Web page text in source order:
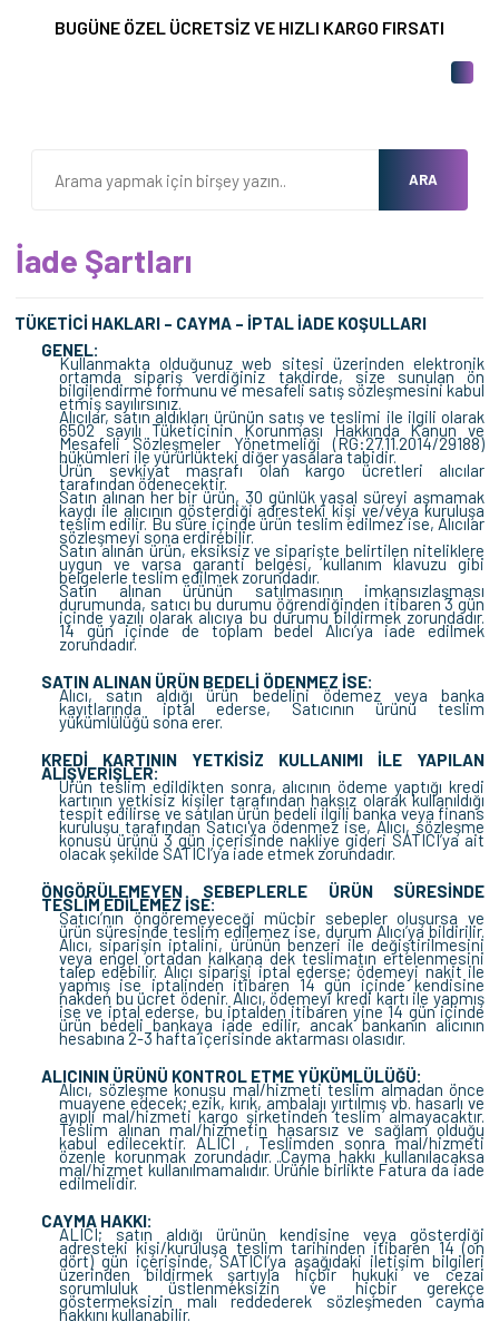
BUGÜNE ÖZEL ÜCRETSİZ VE HIZLI KARGO FIRSATI
ARA
İade Şartları
TÜKETİCİ HAKLARI – CAYMA – İPTAL İADE KOŞULLARI
GENEL:
Kullanmakta olduğunuz web sitesi üzerinden elektronik
ortamda sipariş verdiğiniz takdirde, size sunulan ön
bilgilendirme formunu ve mesafeli satış sözleşmesini kabul
etmiş sayılırsınız.
Alıcılar, satın aldıkları ürünün satış ve teslimi ile ilgili olarak
6502 sayılı Tüketicinin Korunması Hakkında Kanun ve
Mesafeli Sözleşmeler Yönetmeliği (RG:27.11.2014/29188)
hükümleri ile yürürlükteki diğer yasalara tabidir.
Ürün sevkiyat masrafı olan kargo ücretleri alıcılar
tarafından ödenecektir.
Satın alınan her bir ürün, 30 günlük yasal süreyi aşmamak
kaydı ile alıcının gösterdiği adresteki kişi ve/veya kuruluşa
teslim edilir. Bu süre içinde ürün teslim edilmez ise, Alıcılar
sözleşmeyi sona erdirebilir.
Satın alınan ürün, eksiksiz ve siparişte belirtilen niteliklere
uygun ve varsa garanti belgesi, kullanım klavuzu gibi
belgelerle teslim edilmek zorundadır.
Satın alınan ürünün satılmasının imkansızlaşması
durumunda, satıcı bu durumu öğrendiğinden itibaren 3 gün
içinde yazılı olarak alıcıya bu durumu bildirmek zorundadır.
14 gün içinde de toplam bedel Alıcı’ya iade edilmek
zorundadır.
SATIN ALINAN ÜRÜN BEDELİ ÖDENMEZ İSE:
Alıcı, satın aldığı ürün bedelini ödemez veya banka
kayıtlarında iptal ederse, Satıcının ürünü teslim
yükümlülüğü sona erer.
KREDİ KARTININ YETKİSİZ KULLANIMI İLE YAPILAN
ALIŞVERİŞLER:
Ürün teslim edildikten sonra, alıcının ödeme yaptığı kredi
kartının yetkisiz kişiler tarafından haksız olarak kullanıldığı
tespit edilirse ve satılan ürün bedeli ilgili banka veya finans
kuruluşu tarafından Satıcı'ya ödenmez ise, Alıcı, sözleşme
konusu ürünü 3 gün içerisinde nakliye gideri SATICI’ya ait
olacak şekilde SATICI’ya iade etmek zorundadır.
ÖNGÖRÜLEMEYEN SEBEPLERLE ÜRÜN SÜRESİNDE
TESLİM EDİLEMEZ İSE:
Satıcı’nın öngöremeyeceği mücbir sebepler oluşursa ve
ürün süresinde teslim edilemez ise, durum Alıcı’ya bildirilir.
Alıcı, siparişin iptalini, ürünün benzeri ile değiştirilmesini
veya engel ortadan kalkana dek teslimatın ertelenmesini
talep edebilir. Alıcı siparişi iptal ederse; ödemeyi nakit ile
yapmış ise iptalinden itibaren 14 gün içinde kendisine
nakden bu ücret ödenir. Alıcı, ödemeyi kredi kartı ile yapmış
ise ve iptal ederse, bu iptalden itibaren yine 14 gün içinde
ürün bedeli bankaya iade edilir, ancak bankanın alıcının
hesabına 2-3 hafta içerisinde aktarması olasıdır.
ALICININ ÜRÜNÜ KONTROL ETME YÜKÜMLÜLÜĞÜ:
Alıcı, sözleşme konusu mal/hizmeti teslim almadan önce
muayene edecek; ezik, kırık, ambalajı yırtılmış vb. hasarlı ve
ayıplı mal/hizmeti kargo şirketinden teslim almayacaktır.
Teslim alınan mal/hizmetin hasarsız ve sağlam olduğu
kabul edilecektir. ALICI , Teslimden sonra mal/hizmeti
özenle korunmak zorundadır. Cayma hakkı kullanılacaksa
mal/hizmet kullanılmamalıdır. Ürünle birlikte Fatura da iade
edilmelidir.
CAYMA HAKKI:
ALICI; satın aldığı ürünün kendisine veya gösterdiği
adresteki kişi/kuruluşa teslim tarihinden itibaren 14 (on
dört) gün içerisinde, SATICI’ya aşağıdaki iletişim bilgileri
üzerinden bildirmek şartıyla hiçbir hukuki ve cezai
sorumluluk üstlenmeksizin ve hiçbir gerekçe
göstermeksizin malı reddederek sözleşmeden cayma
hakkını kullanabilir.